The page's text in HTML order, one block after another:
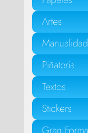
Artes
Piñateria
Textos
Stickers